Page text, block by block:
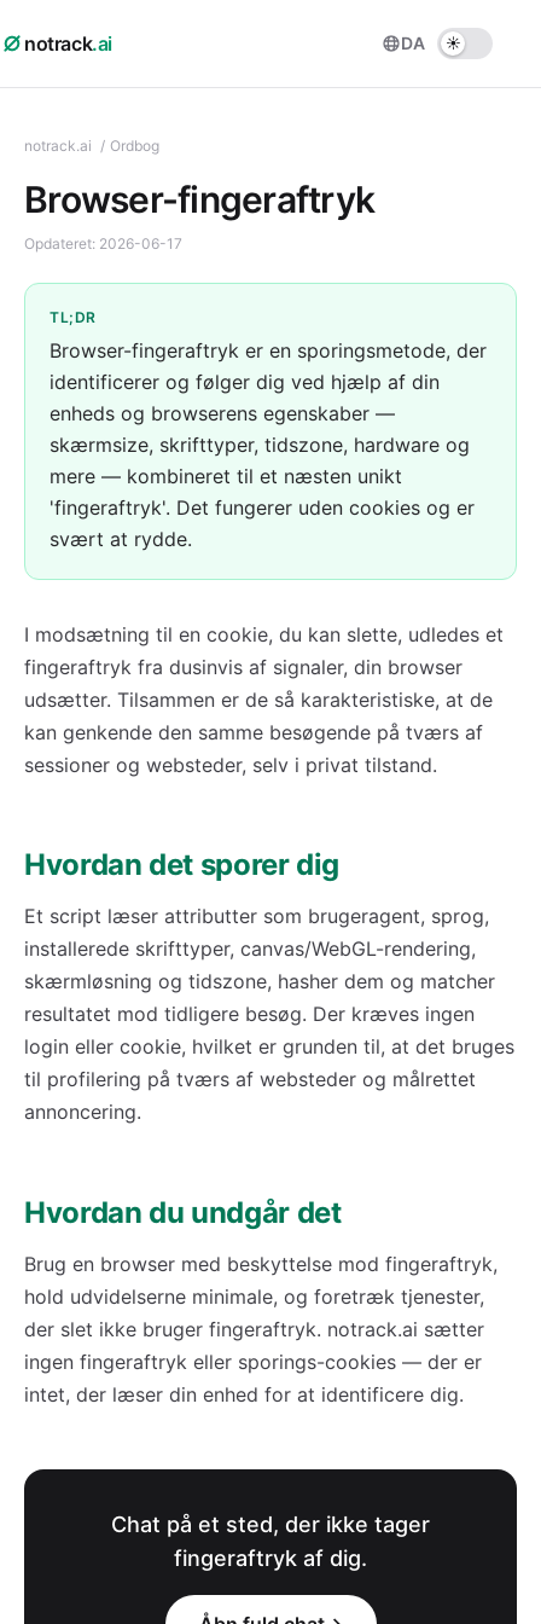
notrack.ai DA
notrack.ai / Ordbog
Browser-fingeraftryk
Opdateret: 2026-06-17
TL;DR
Browser-fingeraftryk er en sporingsmetode, der
identificerer og følger dig ved hjælp af din
enheds og browserens egenskaber —
skærmsize, skrifttyper, tidszone, hardware og
mere — kombineret til et næsten unikt
'fingeraftryk'. Det fungerer uden cookies og er
svært at rydde.
I modsætning til en cookie, du kan slette, udledes et
fingeraftryk fra dusinvis af signaler, din browser
udsætter. Tilsammen er de så karakteristiske, at de
kan genkende den samme besøgende på tværs af
sessioner og websteder, selv i privat tilstand.
Hvordan det sporer dig
Et script læser attributter som brugeragent, sprog,
installerede skrifttyper, canvas/WebGL-rendering,
skærmløsning og tidszone, hasher dem og matcher
resultatet mod tidligere besøg. Der kræves ingen
login eller cookie, hvilket er grunden til, at det bruges
til profilering på tværs af websteder og målrettet
annoncering.
Hvordan du undgår det
Brug en browser med beskyttelse mod fingeraftryk,
hold udvidelserne minimale, og foretræk tjenester,
der slet ikke bruger fingeraftryk. notrack.ai sætter
ingen fingeraftryk eller sporings-cookies — der er
intet, der læser din enhed for at identificere dig.
Chat på et sted, der ikke tager
fingeraftryk af dig.